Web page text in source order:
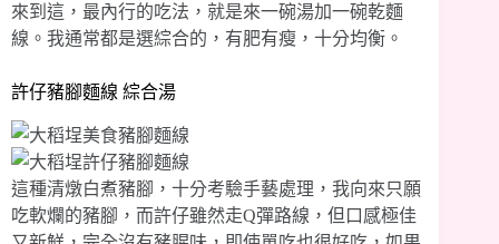
來到這，最內行的吃法，就是來一碗湯加一碗乾麵
線。我通常都是選綜合的，有肥有瘦，十分均衡。
許仔豬腳麵線 綜合湯
這種清燉白煮豬腳，十分考驗手藝處理，我向來只願
吃軟爛的豬腳，而許仔雖然走Q彈路線，但口感極佳